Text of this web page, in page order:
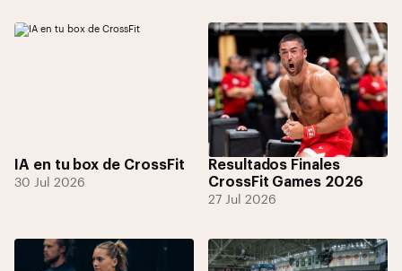
IA en tu box de CrossFit
30 Jul 2026
Resultados Finales
CrossFit Games 2026
27 Jul 2026